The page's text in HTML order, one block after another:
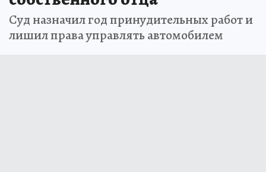
Суд назначил год принудительных работ и
лишил права управлять автомобилем